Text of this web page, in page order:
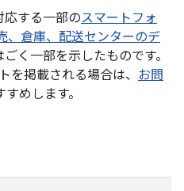
応する一部のスマートフォ
、倉庫、配送センターのデ
く一部を示したものです。
を掲載される場合は、 お問
めします。